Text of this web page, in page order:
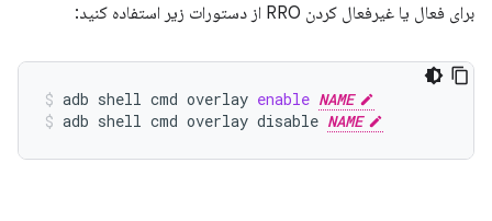
برای فعال یا غیرفعال کردن RRO از دستورات زیر استفاده کنید:
adb shell cmd overlay enable NAME
adb shell cmd overlay disable NAME